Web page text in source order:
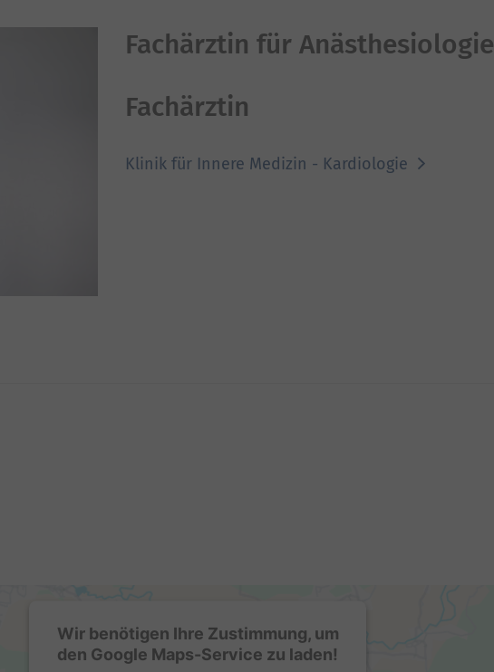
Fachärztin für Anästhesiologie
Fachärztin
Klinik für Innere Medizin - Kardiologie
Wir benötigen Ihre Zustimmung, um
den Google Maps-Service zu laden!